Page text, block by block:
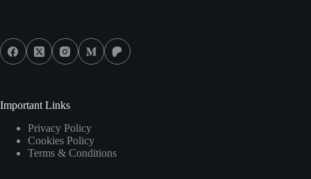
Important Links
Privacy Policy
Cookies Policy
Terms & Conditions